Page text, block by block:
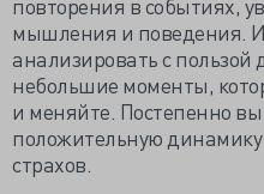
мышления и поведения.
анализировать с пользой
небольшие моменты,
и меняйте. Постепенно
положительную
страхов.